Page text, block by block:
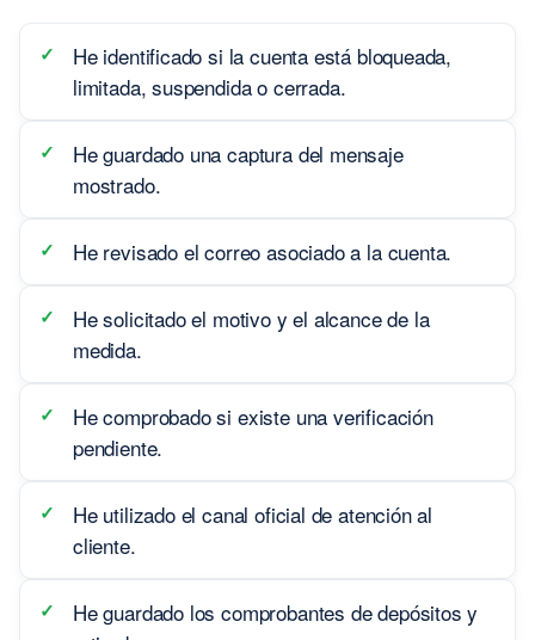
He identificado si la cuenta está bloqueada,
limitada, suspendida o cerrada.
He guardado una captura del mensaje
mostrado.
He revisado el correo asociado a la cuenta.
He solicitado el motivo y el alcance de la
medida.
He comprobado si existe una verificación
pendiente.
He utilizado el canal oficial de atención al
cliente.
He guardado los comprobantes de depósitos y